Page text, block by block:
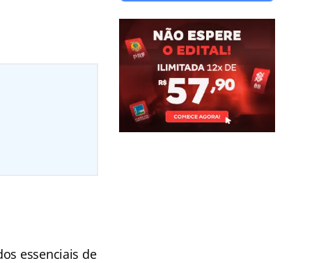
essenciais de